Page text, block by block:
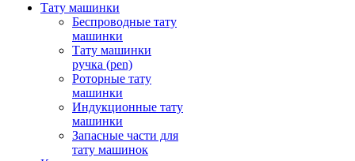
Тату машинки
Беспроводные тату
машинки
Тату машинки
ручка (pen)
Роторные тату
машинки
Индукционные тату
машинки
Запасные части для
тату машинок